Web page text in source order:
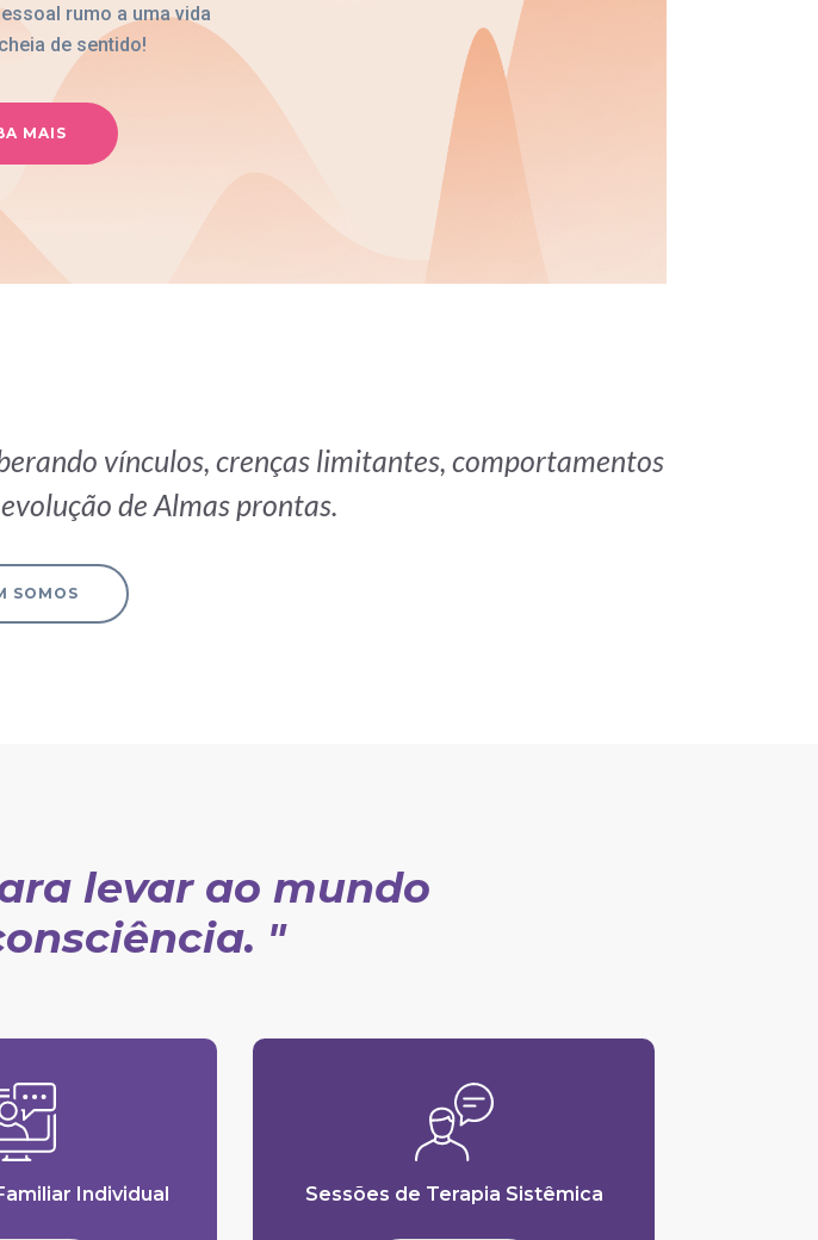
rumo a uma vida
de sentido!
MAIS
vínculos, crenças limitantes, comportamentos
de Almas prontas.
SOMOS
levar ao mundo
"
Individual Sessões de Terapia Sistêmica